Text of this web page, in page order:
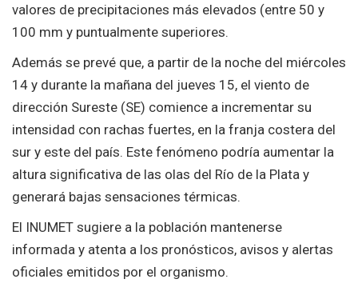
valores de precipitaciones más elevados (entre 50 y
100 mm y puntualmente superiores.
Además se prevé que, a partir de la noche del miércoles
14 y durante la mañana del jueves 15, el viento de
dirección Sureste (SE) comience a incrementar su
intensidad con rachas fuertes, en la franja costera del
sur y este del país. Este fenómeno podría aumentar la
altura significativa de las olas del Río de la Plata y
generará bajas sensaciones térmicas.
El INUMET sugiere a la población mantenerse
informada y atenta a los pronósticos, avisos y alertas
oficiales emitidos por el organismo.